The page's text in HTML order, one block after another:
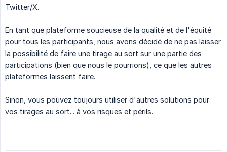
Twitter/X.
En tant que plateforme soucieuse de la qualité et de l'équité
pour tous les participants, nous avons décidé de ne pas laisser
la possibilité de faire une tirage au sort sur une partie des
participations (bien que nous le pourrions), ce que les autres
plateformes laissent faire.
Sinon, vous pouvez toujours utiliser d'autres solutions pour
vos tirages au sort... à vos risques et périls.